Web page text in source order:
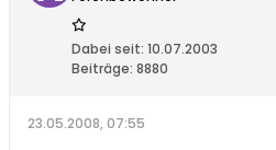
Dabei seit: 10.07.2003
Beiträge: 8880
23.05.2008, 07:55